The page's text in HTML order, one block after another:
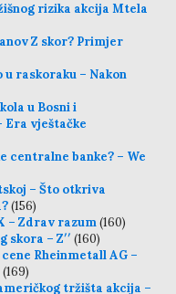
rizika akcija Mtela
Z skor? Primjer
raskoraku – Nakon
u Bosni i
Era vještačke
centralne banke? – We
– Što otkriva
(156)
– Zdrav razum(160)
– Z′′ (160)
Rheinmetall AG –
(169)
tržišta akcija –